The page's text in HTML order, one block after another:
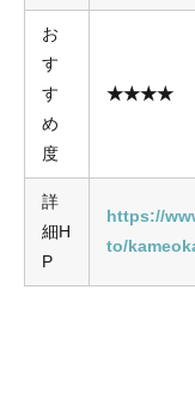
お
す
す
め
度
★★★★
詳
細H
P
https://
to/